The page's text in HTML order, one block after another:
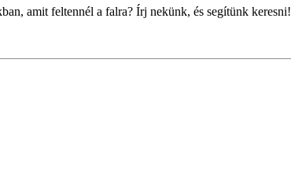
amit feltennél a falra? Írj nekünk, és segítünk keresni!